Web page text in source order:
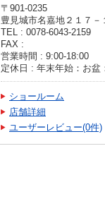
〒901-0235
豊見城市名嘉地２１７－
TEL : 0078-6043-2159
FAX :
営業時間 : 9:00-18:00
定休日 : 年末年始：お盆
ショールーム
店舗詳細
ユーザーレビュー(0件)